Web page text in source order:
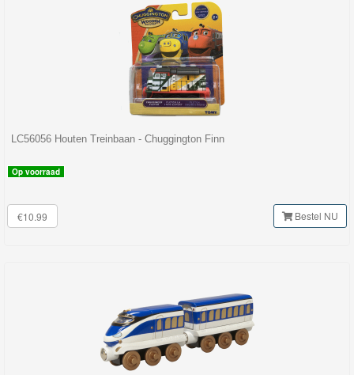
LC56056 Houten Treinbaan - Chuggington Finn
Op voorraad
€10.99 Bestel NU